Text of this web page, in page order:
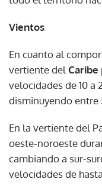
Vientos
En cuanto al
vertiente del Caribe
velocidades de 10 a
disminuyendo entre
En la vertiente del
oeste-noroeste
cambiando a sur-
velocidades de